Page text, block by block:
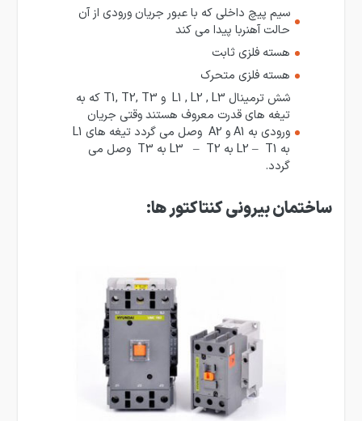
سیم پیچ داخلی که با عبور جریان ورودی از آن
حالت آهنربا پیدا می کند
هسته فلزی ثابت
هسته فلزی متحرک
شش ترمینال L1 , L2 , L3 و T1, T2, T3 که به
تیغه های قدرت معروف هستند وقتی جریان
ورودی به A1 و A2 وصل می گردد تیغه های L1
به L2 – T1 به L3 – T2 به T3 وصل می
گردد.
ساختمان بیرونی کنتاکتور ها: